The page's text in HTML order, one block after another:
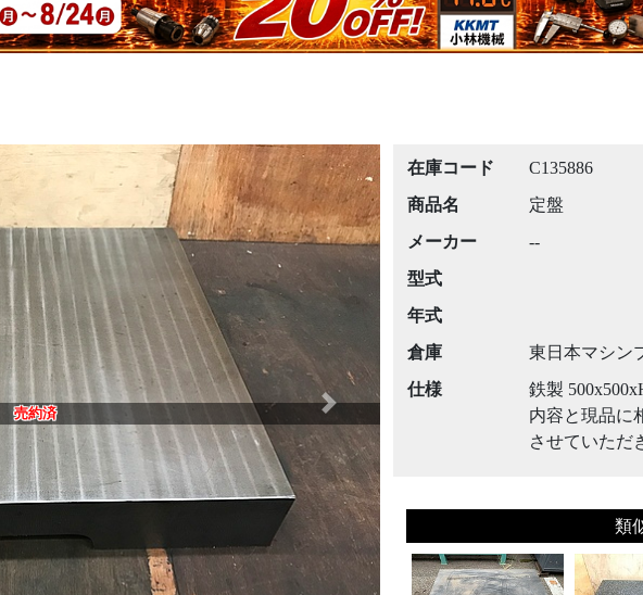
売約済 Next
在庫コード
C135886
商品名
定盤
メーカー
--
型式
年式
倉庫
東日本マシン
仕様
鉄製
内容と現品に
させていただ
類